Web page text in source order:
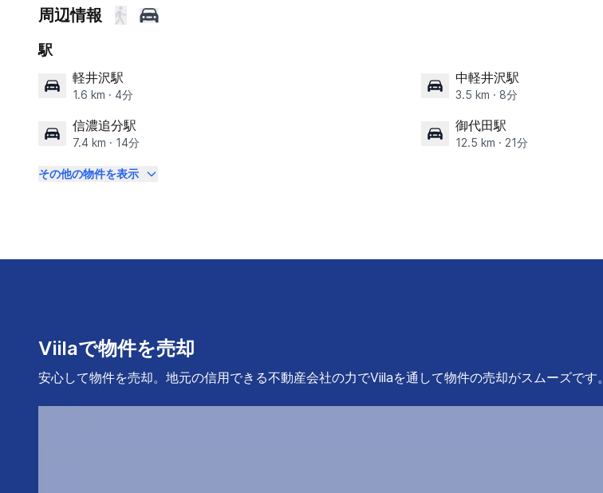
周辺情報
駅
軽井沢駅
1.6 km · 4分
中軽井沢駅
3.5 km · 8分
信濃追分駅
7.4 km · 14分
御代田駅
12.5 km · 21分
その他の物件を表示
Viilaで物件を売却
安心して物件を売却。地元の信用できる不動産会社の力でViilaを通して物件の売却がスムーズです。